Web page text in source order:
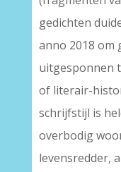
gedichten
anno 2018 om
uitgesponnen
of literair-
schrijfstijl is
overbodig
levensredder,